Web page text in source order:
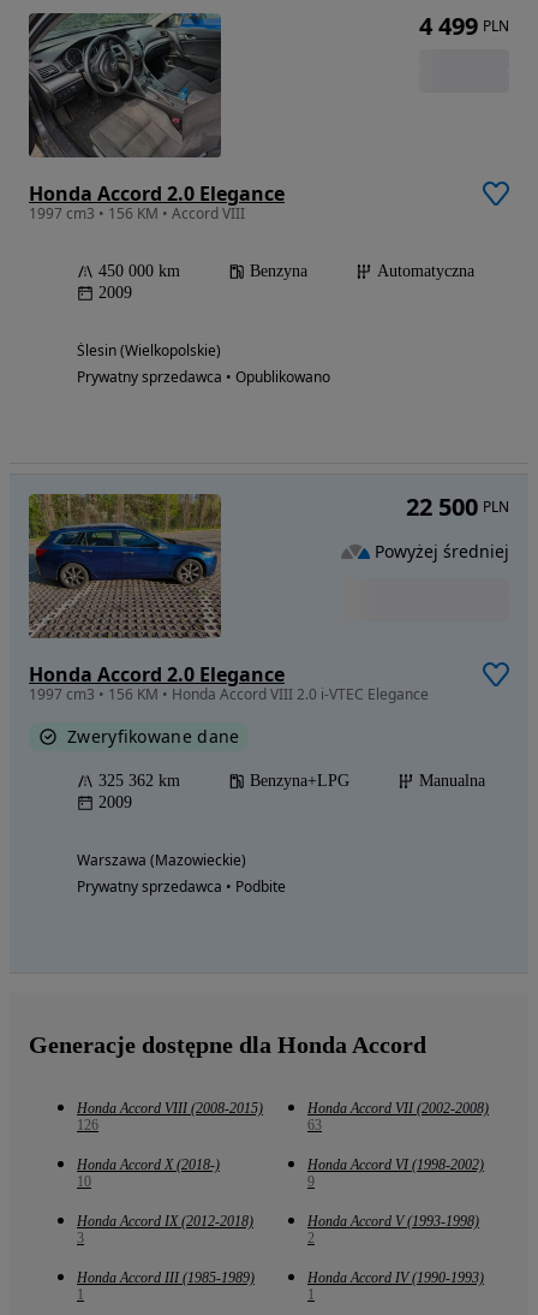
Honda Accord 2.0 Elegance
1997 cm3 • 156 KM • Accord VIII
450 000 km Benzyna
Automatyczna
2009
Ślesin (Wielkopolskie)
Prywatny sprzedawca • Opublikowano
4 499 PLN
Honda Accord 2.0 Elegance
1997 cm3 • 156 KM • Honda Accord VIII 2.0 i-VTEC Elegance
Zweryfikowane dane
325 362 km Benzyna+LPG
Manualna
2009
Warszawa (Mazowieckie)
Prywatny sprzedawca • Podbite
22 500 PLN
Powyżej średniej
Generacje dostępne dla Honda Accord
Honda Accord VIII (2008-2015)
126
Honda Accord VII (2002-2008)
63
Honda Accord X (2018-)
10
Honda Accord VI (1998-2002)
9
Honda Accord IX (2012-2018)
3
Honda Accord V (1993-1998)
2
Honda Accord III (1985-1989)
1
Honda Accord IV (1990-1993)
1